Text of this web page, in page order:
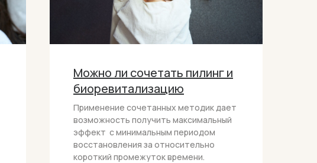
Можно ли сочетать пилинг и
биоревитализацию
Применение сочетанных методик дает
возможность получить максимальный
эффект с минимальным периодом
восстановления за относительно
короткий промежуток времени.